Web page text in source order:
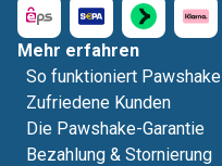
Mehr erfahren
So funktioniert Pawshake
Zufriedene Kunden
Die Pawshake-Garantie
Bezahlung & Stornierung